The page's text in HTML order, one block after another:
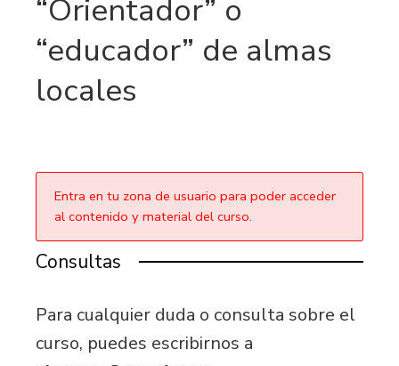
“Orientador” o
“educador” de almas
locales
Entra en tu zona de usuario para poder acceder
al contenido y material del curso.
Consultas
Para cualquier duda o consulta sobre el
curso, puedes escribirnos a